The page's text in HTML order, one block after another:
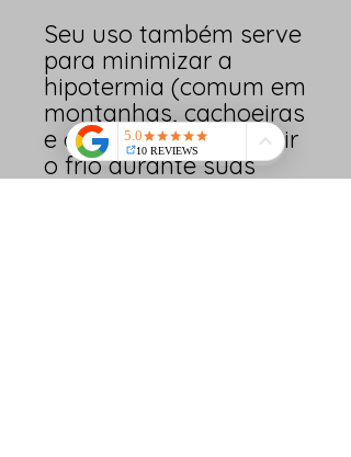
Seu uso também serve
para minimizar a
hipotermia (comum em
montanhas, cachoeiras
e cavernas), ou reduzir
o frio durante suas